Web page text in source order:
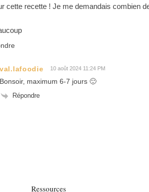
cette recette ! Je me demandais combien
val.lafoodie 10 août 2024 11:24 PM
Bonsoir, maximum 6-7 jours 🙂
Répondre
Ressources